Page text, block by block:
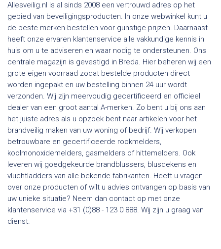
Allesveilig.nl is al sinds 2008 een vertrouwd adres op het
gebied van beveiligingsproducten. In onze webwinkel kunt u
de beste merken bestellen voor gunstige prijzen. Daarnaast
heeft onze ervaren klantenservice alle vakkundige kennis in
huis om u te adviseren en waar nodig te ondersteunen. Ons
centrale magazijn is gevestigd in Breda. Hier beheren wij een
grote eigen voorraad zodat bestelde producten direct
worden ingepakt en uw bestelling binnen 24 uur wordt
verzonden. Wij zijn meervoudig gecertificeerd en officieel
dealer van een groot aantal A-merken. Zo bent u bij ons aan
het juiste adres als u opzoek bent naar artikelen voor het
brandveilig maken van uw woning of bedrijf. Wij verkopen
betrouwbare en gecertificeerde rookmelders,
koolmonoxidemelders, gasmelders of hittemelders. Ook
leveren wij goedgekeurde brandblussers, blusdekens en
vluchtladders van alle bekende fabrikanten. Heeft u vragen
over onze producten of wilt u advies ontvangen op basis van
uw unieke situatie? Neem dan contact op met onze
klantenservice via +31 (0)88 - 123 0 888. Wij zijn u graag van
dienst.